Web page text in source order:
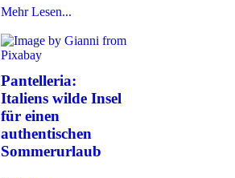
Mehr Lesen...
Pantelleria:
Italiens wilde Insel
für einen
authentischen
Sommerurlaub